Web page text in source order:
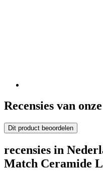
Recensies van
Dit product beoordelen
recensies in
Match Ceramide